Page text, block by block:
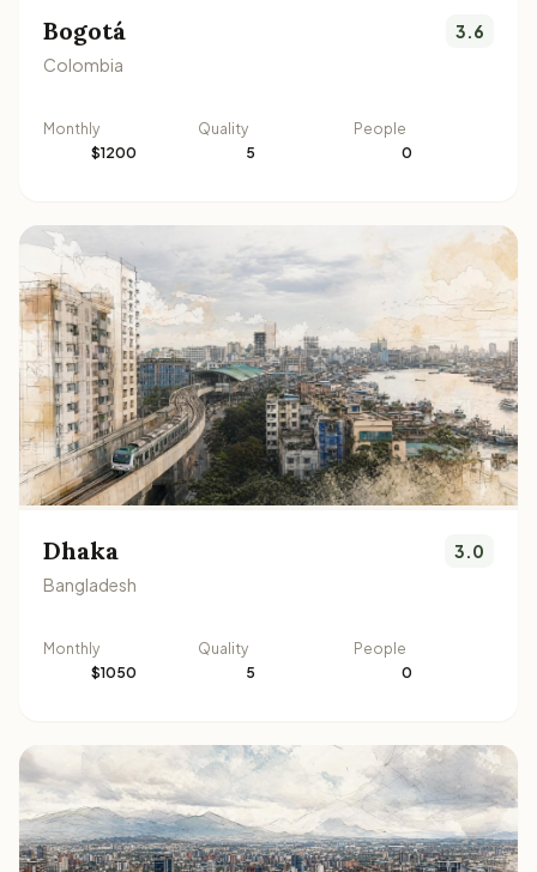
Bogotá
Colombia
3.6
Monthly
$1200
Quality
5
People
0
Dhaka
Bangladesh
3.0
Monthly
$1050
Quality
5
People
0